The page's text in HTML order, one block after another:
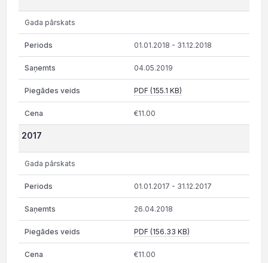
Gada pārskats
01.01.2018 - 31.12.2018
04.05.2019
PDF (155.1 KB)
€11.00
2017
Gada pārskats
01.01.2017 - 31.12.2017
26.04.2018
PDF (156.33 KB)
€11.00